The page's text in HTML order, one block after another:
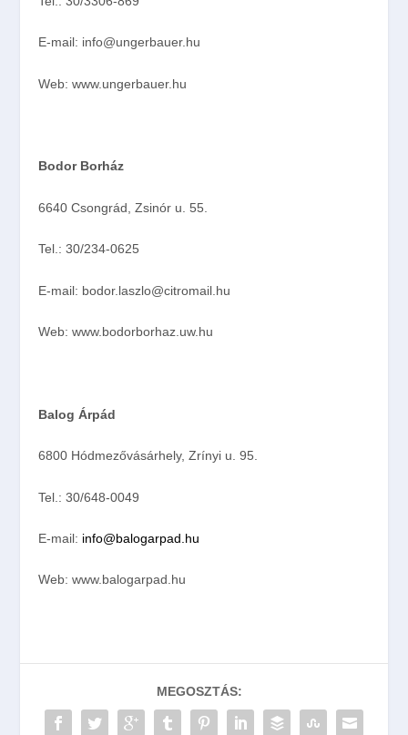
E-mail: info@ungerbauer.hu
Web: www.ungerbauer.hu
Bodor Borház
6640 Csongrád, Zsinór u. 55.
Tel.: 30/234-0625
E-mail: bodor.laszlo@citromail.hu
Web: www.bodorborhaz.uw.hu
Balog Árpád
6800 Hódmezővásárhely, Zrínyi u. 95.
Tel.: 30/648-0049
E-mail: info@balogarpad.hu
Web: www.balogarpad.hu
MEGOSZTÁS: